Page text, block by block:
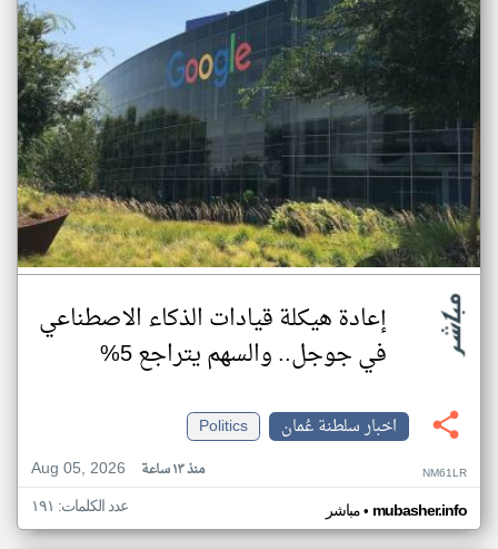
إعادة هيكلة قيادات الذكاء الاصطناعي
في جوجل.. والسهم يتراجع 5%
اخبار سلطنة عُمان
Politics
Aug 05, 2026
منذ ١٣ ساعة NM61LR
مباشر• mubasher.info عدد الكلمات: ١٩١